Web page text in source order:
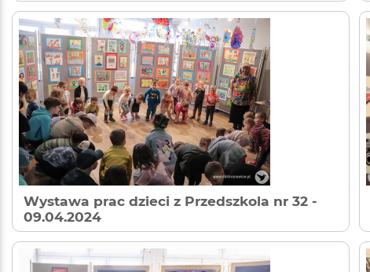
Wystawa prac dzieci z Przedszkola nr 32 -
09.04.2024